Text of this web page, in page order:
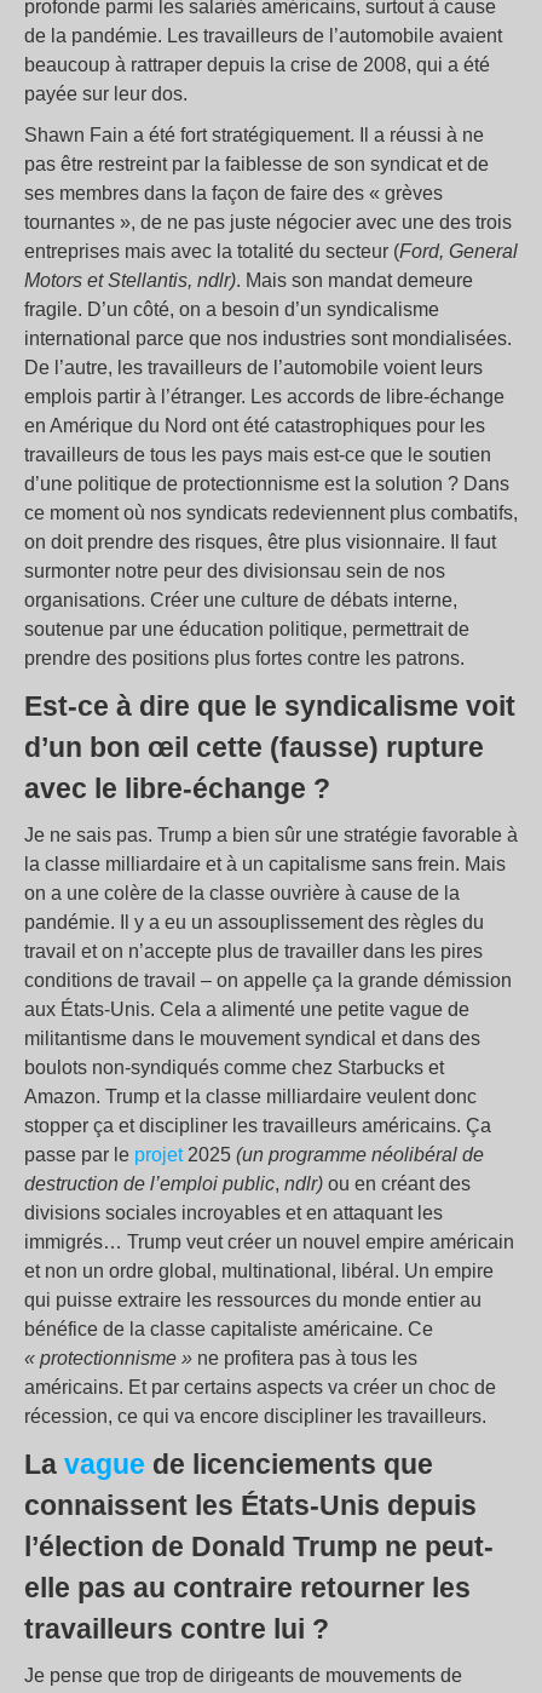
profonde parmi les salariés américains, surtout à cause
de la pandémie. Les travailleurs de l’automobile avaient
beaucoup à rattraper depuis la crise de 2008, qui a été
payée sur leur dos.
Shawn Fain a été fort stratégiquement. Il a réussi à ne
pas être restreint par la faiblesse de son syndicat et de
ses membres dans la façon de faire des « grèves
tournantes », de ne pas juste négocier avec une des trois
entreprises mais avec la totalité du secteur (Ford, General
Motors et Stellantis, ndlr). Mais son mandat demeure
fragile. D’un côté, on a besoin d’un syndicalisme
international parce que nos industries sont mondialisées.
De l’autre, les travailleurs de l’automobile voient leurs
emplois partir à l’étranger. Les accords de libre-échange
en Amérique du Nord ont été catastrophiques pour les
travailleurs de tous les pays mais est-ce que le soutien
d’une politique de protectionnisme est la solution ? Dans
ce moment où nos syndicats redeviennent plus combatifs,
on doit prendre des risques, être plus visionnaire. Il faut
surmonter notre peur des divisionsau sein de nos
organisations. Créer une culture de débats interne,
soutenue par une éducation politique, permettrait de
prendre des positions plus fortes contre les patrons.
Est-ce à dire que le syndicalisme voit
d’un bon œil cette (fausse) rupture
avec le libre-échange ?
Je ne sais pas. Trump a bien sûr une stratégie favorable à
la classe milliardaire et à un capitalisme sans frein. Mais
on a une colère de la classe ouvrière à cause de la
pandémie. Il y a eu un assouplissement des règles du
travail et on n’accepte plus de travailler dans les pires
conditions de travail – on appelle ça la grande démission
aux États-Unis. Cela a alimenté une petite vague de
militantisme dans le mouvement syndical et dans des
boulots non-syndiqués comme chez Starbucks et
Amazon. Trump et la classe milliardaire veulent donc
stopper ça et discipliner les travailleurs américains. Ça
passe par le projet2025 (un programme néolibéral de
destruction de l’emploi public, ndlr) ou en créant des
divisions sociales incroyables et en attaquant les
immigrés… Trump veut créer un nouvel empire américain
et non un ordre global, multinational, libéral. Un empire
qui puisse extraire les ressources du monde entier au
bénéfice de la classe capitaliste américaine. Ce
« protectionnisme » ne profitera pas à tous les
américains. Et par certains aspects va créer un choc de
récession, ce qui va encore discipliner les travailleurs.
La vague de licenciements que
connaissent les États-Unis depuis
l’élection de Donald Trump ne peut-
elle pas au contraire retourner les
travailleurs contre lui ?
Je pense que trop de dirigeants de mouvements de